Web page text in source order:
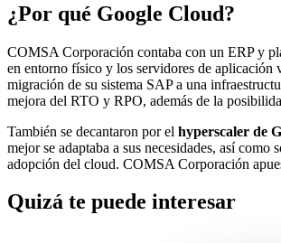
¿Por qué Google Cloud?
COMSA Corporación contaba con un ERP y
en entorno físico y los servidores de aplicación
migración de su sistema SAP a una
mejora del RTO y RPO, además de la
También se decantaron por el hyperscaler de
mejor se adaptaba a sus necesidades, así
adopción del cloud. COMSA Corporación
Quizá te puede interesar